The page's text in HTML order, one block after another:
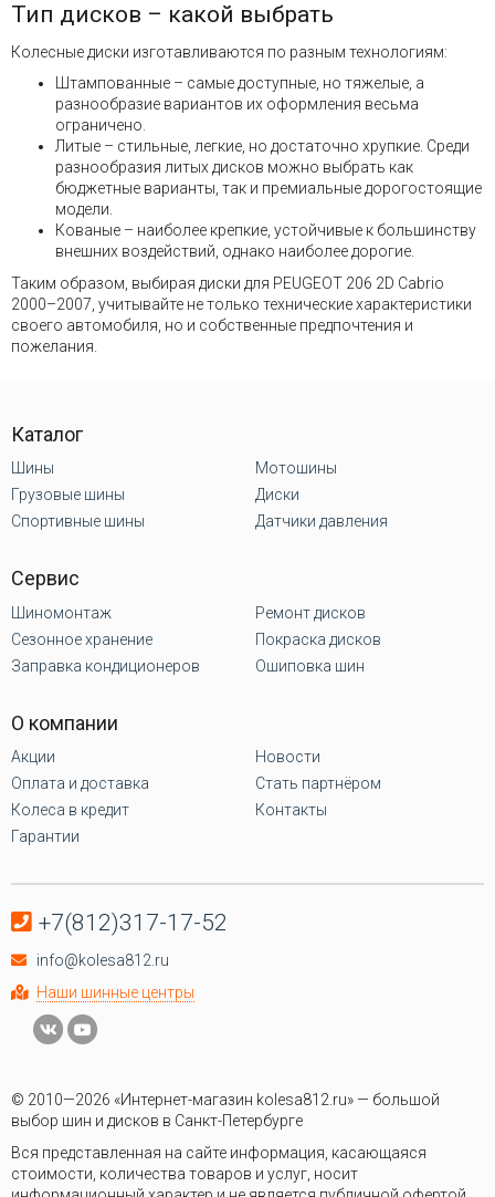
Тип дисков – какой выбрать
Колесные диски изготавливаются по разным технологиям:
Штампованные – самые доступные, но тяжелые, а
разнообразие вариантов их оформления весьма
ограничено.
Литые – стильные, легкие, но достаточно хрупкие. Среди
разнообразия литых дисков можно выбрать как
бюджетные варианты, так и премиальные дорогостоящие
модели.
Кованые – наиболее крепкие, устойчивые к большинству
внешних воздействий, однако наиболее дорогие.
Таким образом, выбирая диски для PEUGEOT 206 2D Cabrio
2000–2007, учитывайте не только технические характеристики
своего автомобиля, но и собственные предпочтения и
пожелания.
Каталог
Шины
Грузовые шины
Спортивные шины
Мотошины
Диски
Датчики давления
Сервис
Шиномонтаж
Сезонное хранение
Заправка кондиционеров
Ремонт дисков
Покраска дисков
Ошиповка шин
О компании
Акции
Оплата и доставка
Колеса в кредит
Гарантии
Новости
Стать партнёром
Контакты
+7(812)317-17-52
info@kolesa812.ru
Наши шинные центры
© 2010—2026 «Интернет-магазин kolesa812.ru» — большой
выбор шин и дисков в Санкт-Петербурге
Вся представленная на сайте информация, касающаяся
стоимости, количества товаров и услуг, носит